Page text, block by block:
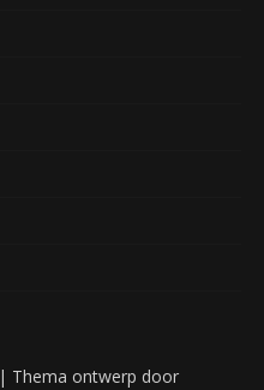
| Thema ontwerp door